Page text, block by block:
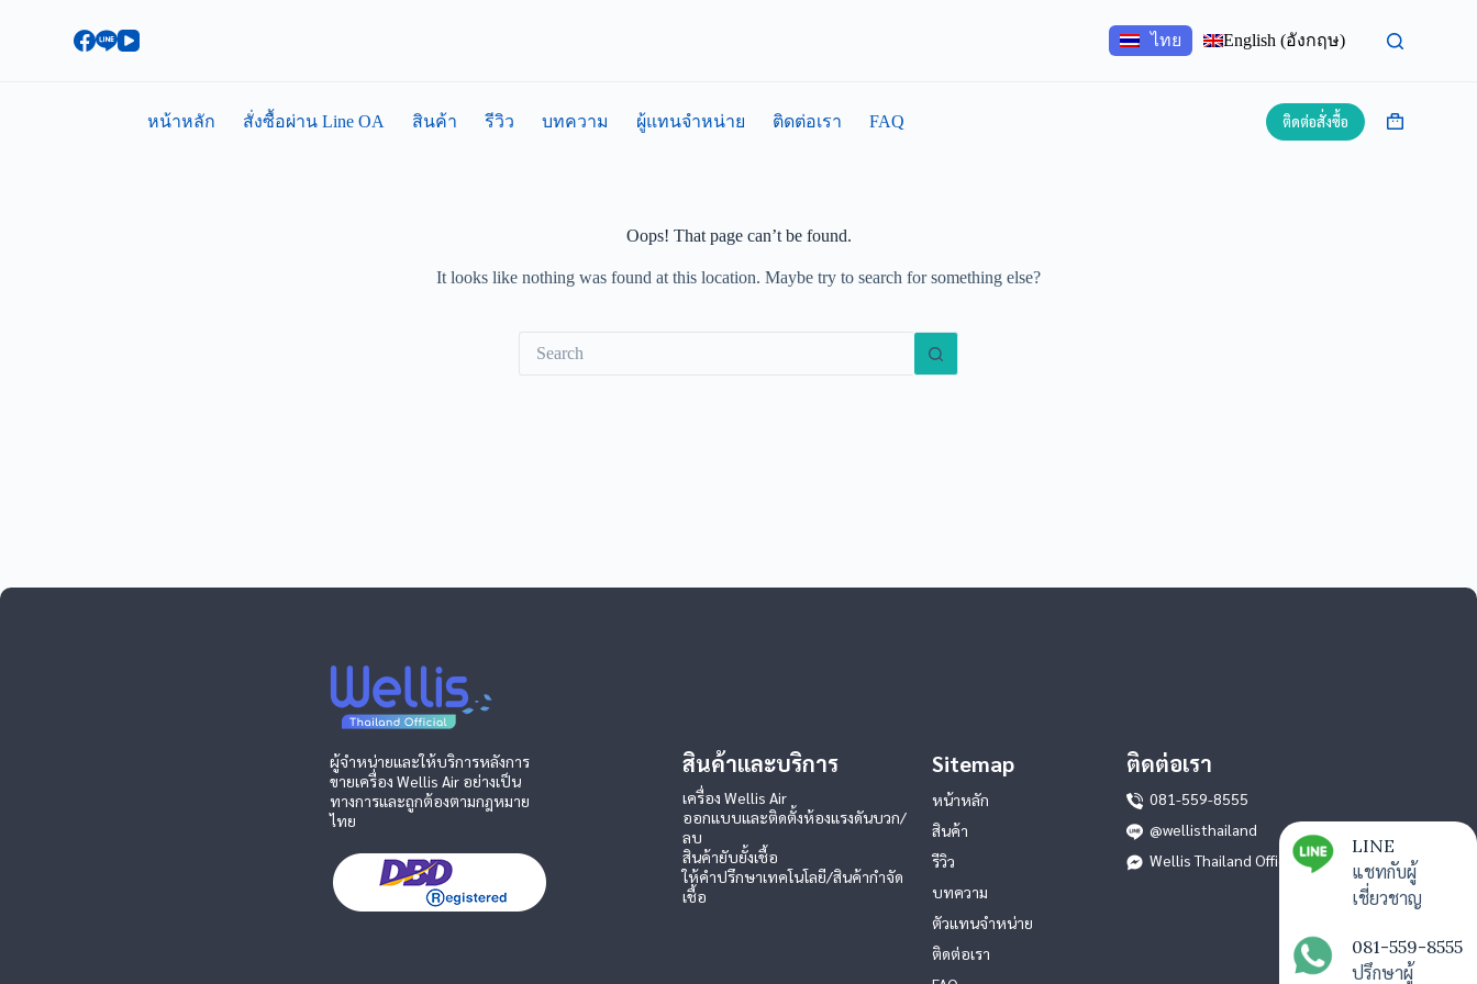
ไทย English (อังกฤษ)
หน้าหลัก สั่งซื้อผ่าน Line OA สินค้า รีวิว บทความ ผู้แทนจำหน่าย ติดต่อเรา FAQ ติดต่อสั่งซื้อ
Oops! That page can’t be found.
It looks like nothing was found at this location. Maybe try to search for something else?
ผู้จำหน่ายและให้บริการหลังการ
ขายเครื่อง Wellis Air อย่างเป็น
ทางการและถูกต้องตามกฎหมาย
ไทย
สินค้าและบริการ
เครื่อง Wellis Air
ออกแบบและติดตั้งห้องแรงดันบวก/
ลบ
สินค้ายับยั้งเชื้อ
ให้คำปรึกษาเทคโนโลยี/สินค้ากำจัด
เชื้อ
Sitemap
หน้าหลัก
สินค้า
รีวิว
บทความ
ตัวแทนจำหน่าย
ติดต่อเรา
ติดต่อเรา
081-559-8555
@wellisthailand
Wellis Thailand Official
LINE
แชทกับผู้
เชี่ยวชาญ
081-559-8555
ปรึกษาผู้